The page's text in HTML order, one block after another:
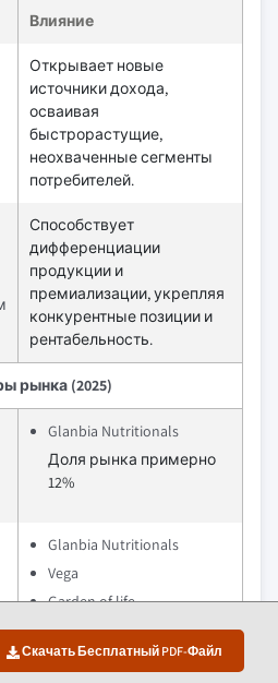
Скачать Бесплатный PDF-Файл
Влияние
Открывает новые
источники дохода,
осваивая
быстрорастущие,
неохваченные сегменты
потребителей.
Способствует
дифференциации
продукции и
премиализации, укрепляя
конкурентные позиции и
рентабельность.
рынка (2025)
Glanbia Nutritionals
Доля рынка примерно
12%
Glanbia Nutritionals
Vega
Garden of life
Orgain
Sunwarrior